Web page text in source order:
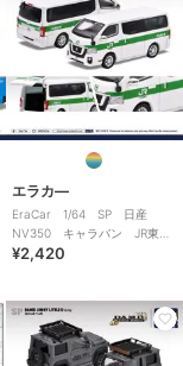
エラカ―
EraCar 1/64 SP 日産
NV350 キャラバン JR東日
本 土浦運輸区 業務用自動
¥2,420